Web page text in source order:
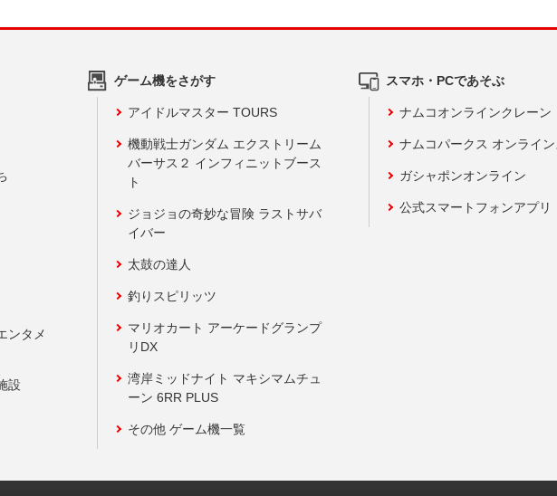
ンタメ
設
ゲーム機をさがす
アイドルマスター TOURS
機動戦士ガンダム エクストリーム
バーサス２ インフィニットブース
ト
ジョジョの奇妙な冒険 ラストサバ
イバー
太鼓の達人
釣りスピリッツ
マリオカート アーケードグランプ
リDX
湾岸ミッドナイト マキシマムチュ
ーン 6RR PLUS
その他 ゲーム機一覧
スマホ・PCであそぶ
ナムコオンラインクレーン
ナムコパークス オンライ
ガシャポンオンライン
公式スマートフォンアプリ